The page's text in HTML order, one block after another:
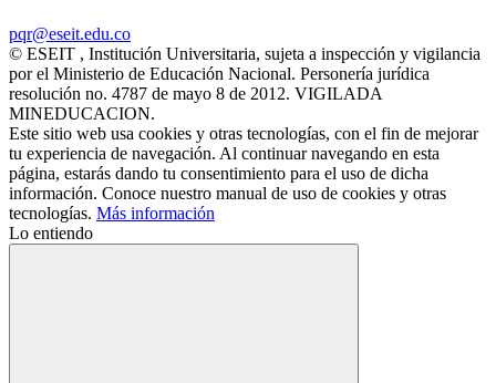
pqr@eseit.edu.co
© ESEIT , Institución Universitaria, sujeta a inspección y vigilancia
por el Ministerio de Educación Nacional. Personería jurídica
resolución no. 4787 de mayo 8 de 2012. VIGILADA
MINEDUCACION.
Este sitio web usa cookies y otras tecnologías, con el fin de mejorar
tu experiencia de navegación. Al continuar navegando en esta
página, estarás dando tu consentimiento para el uso de dicha
información. Conoce nuestro manual de uso de cookies y otras
tecnologías. Más información
Lo entiendo